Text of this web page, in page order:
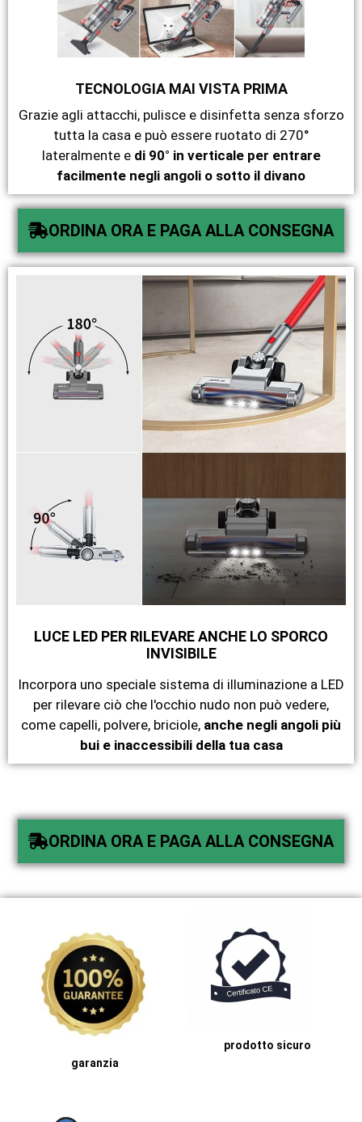
TECNOLOGIA MAI VISTA PRIMA
Grazie agli attacchi, pulisce e disinfetta senza sforzo
tutta la casa e può essere ruotato di 270°
lateralmente e di 90° in verticale per entrare
facilmente negli angoli o sotto il divano
ORDINA ORA E PAGA ALLA CONSEGNA
LUCE LED PER RILEVARE ANCHE LO SPORCO
INVISIBILE
Incorpora uno speciale sistema di illuminazione a LED
per rilevare ciò che l'occhio nudo non può vedere,
come capelli, polvere, briciole, anche negli angoli più
bui e inaccessibili della tua casa
ORDINA ORA E PAGA ALLA CONSEGNA
garanzia
prodotto sicuro